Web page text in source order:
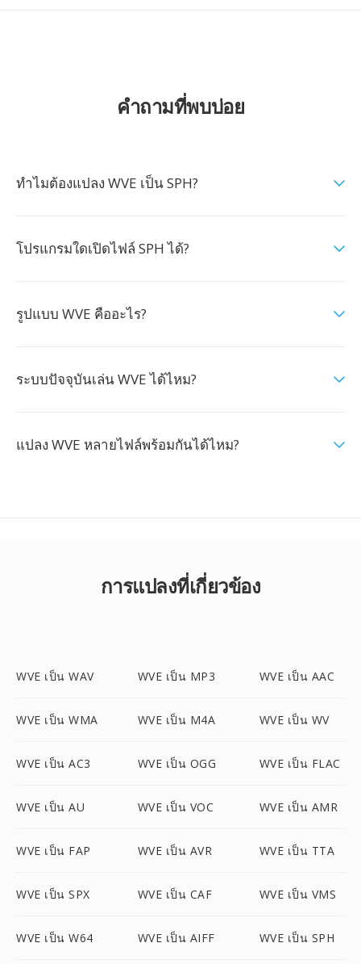
คำถามที่พบบ่อย
ทำไมต้องแปลง WVE เป็น SPH?
โปรแกรมใดเปิดไฟล์ SPH ได้?
รูปแบบ WVE คืออะไร?
ระบบปัจจุบันเล่น WVE ได้ไหม?
แปลง WVE หลายไฟล์พร้อมกันได้ไหม?
การแปลงที่เกี่ยวข้อง
WVE เป็น WAV WVE เป็น MP3 WVE เป็น AAC
WVE เป็น WMA WVE เป็น M4A WVE เป็น WV
WVE เป็น AC3 WVE เป็น OGG WVE เป็น FLAC
WVE เป็น AU WVE เป็น VOC WVE เป็น AMR
WVE เป็น FAP WVE เป็น AVR WVE เป็น TTA
WVE เป็น SPX WVE เป็น CAF WVE เป็น VMS
WVE เป็น W64 WVE เป็น AIFF WVE เป็น SPH